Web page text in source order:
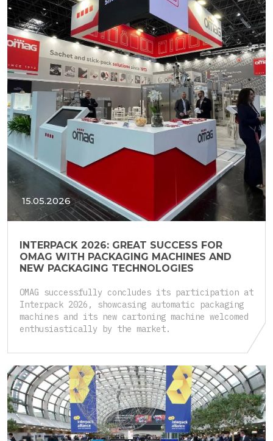
15.05.2026
INTERPACK 2026: GREAT SUCCESS FOR
OMAG WITH PACKAGING MACHINES AND
NEW PACKAGING TECHNOLOGIES
OMAG successfully concludes its participation at
Interpack 2026, showcasing automatic packaging
machines and its new cartoning machine welcomed
enthusiastically by the market.